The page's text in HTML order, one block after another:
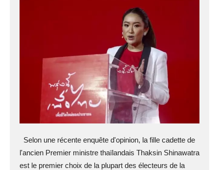
Selon une récente enquête d'opinion, la fille cadette de
l'ancien Premier ministre thaïlandais Thaksin Shinawatra
est le premier choix de la plupart des électeurs de la